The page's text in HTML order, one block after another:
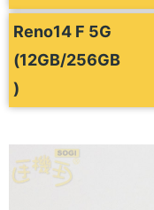
Reno14 F 5G
(12GB/256GB
)